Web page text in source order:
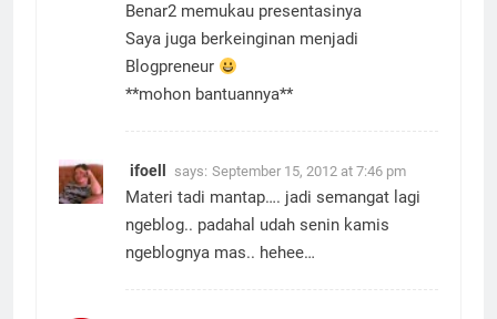
Benar2 memukau presentasinya
Saya juga berkeinginan menjadi
Blogpreneur
**mohon bantuannya**
ifoell says: September 15, 2012 at 7:46 pm
Materi tadi mantap…. jadi semangat lagi
ngeblog.. padahal udah senin kamis
ngeblognya mas.. hehee…